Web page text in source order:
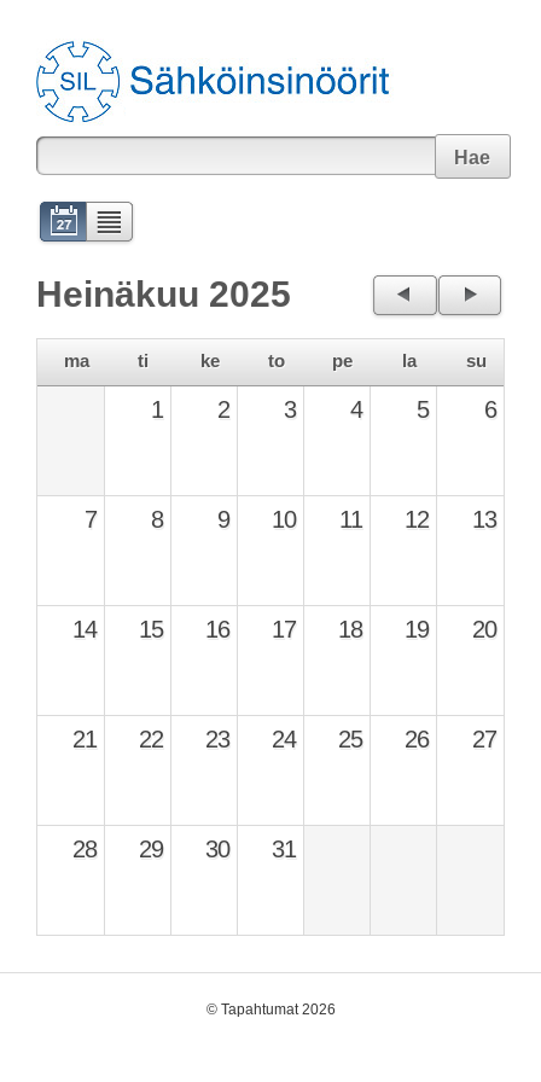
Hae
Heinäkuu 2025
←
ma ti ke to pe la su
1 2 3 4 5 6
7 8 9 10 11 12 13
14 15 16 17 18 19 20
21 22 23 24 25 26 27
28 29 30 31
©Tapahtumat 2026